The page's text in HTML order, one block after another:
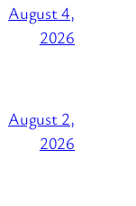
August 4,
2026
August 2,
2026